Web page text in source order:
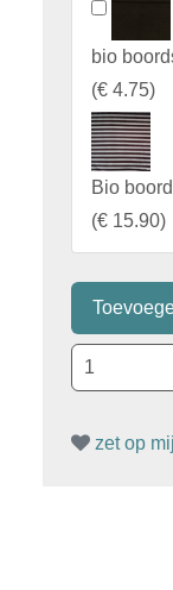
bio
(€ 4.75)
Bio
(€ 15.90)
zet op